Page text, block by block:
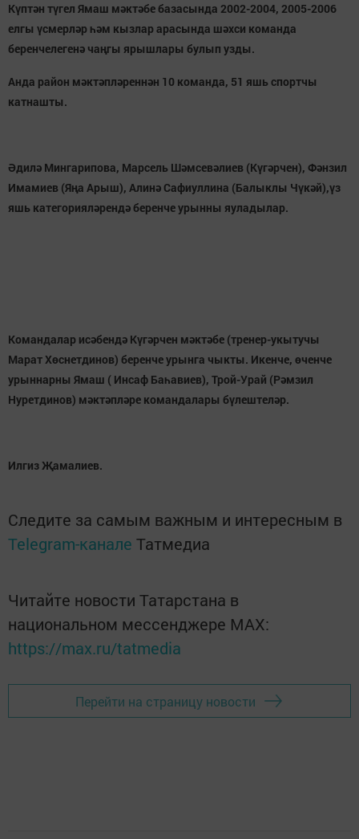
Күптән түгел Ямаш мәктәбе базасында 2002-2004, 2005-2006
елгы үсмерләр һәм кызлар арасында шәхси команда
беренчелегенә чаңгы ярышлары булып узды.
Анда район мәктәпләреннән 10 команда, 51 яшь спортчы
катнашты.
Әдилә Мингарипова, Марсель Шәмсевәлиев (Күгәрчен), Фәнзил
Имамиев (Яңа Арыш), Алинә Сафиуллина (Балыклы Чүкәй),үз
яшь категорияләрендә беренче урынны яуладылар.
Командалар исәбендә Күгәрчен мәктәбе (тренер-укытучы
Марат Хөснетдинов) беренче урынга чыкты. Икенче, өченче
урыннарны Ямаш ( Инсаф Баһавиев), Трой-Урай (Рәмзил
Нуретдинов) мәктәпләре командалары бүлештеләр.
Илгиз Җамалиев.
Следите за самым важным и интересным в
Telegram-канале Татмедиа
Читайте новости Татарстана в
национальном мессенджере MАХ:
https://max.ru/tatmedia
Перейти на страницу новости